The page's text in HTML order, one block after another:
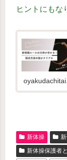
ヒントにもな
新体操
新体操保護者